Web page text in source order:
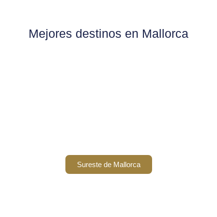
Mejores destinos en Mallorca
Sureste de Mallorca